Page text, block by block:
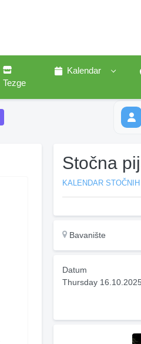
Tezge
Kalendar
Stočna
KALENDAR
Bavanište
Datum
Thursday